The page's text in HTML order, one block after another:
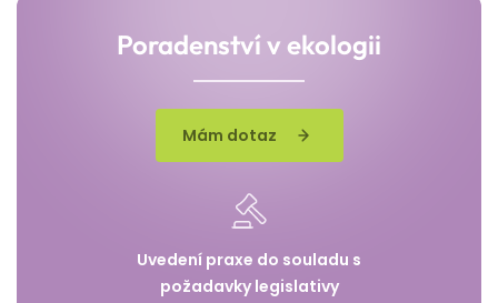
Poradenství v ekologii
Mám dotaz
Uvedení praxe do souladu s
požadavky legislativy